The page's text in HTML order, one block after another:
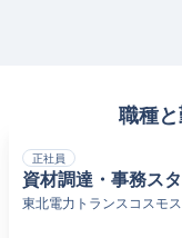
職種
正社員
資材調達・事務ス
東北電力トランスコスモ